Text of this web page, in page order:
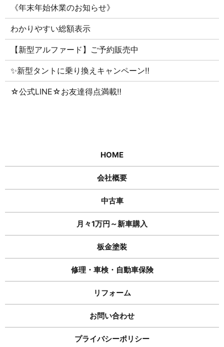
《年末年始休業のお知らせ》
わかりやすい総額表示
【新型アルファード】ご予約販売中
✨新型タントに乗り換えキャンペーン‼
☆公式LINE☆お友達得点満載‼
HOME
会社概要
中古車
月々1万円～新車購入
板金塗装
修理・車検・自動車保険
リフォーム
お問い合わせ
プライバシーポリシー